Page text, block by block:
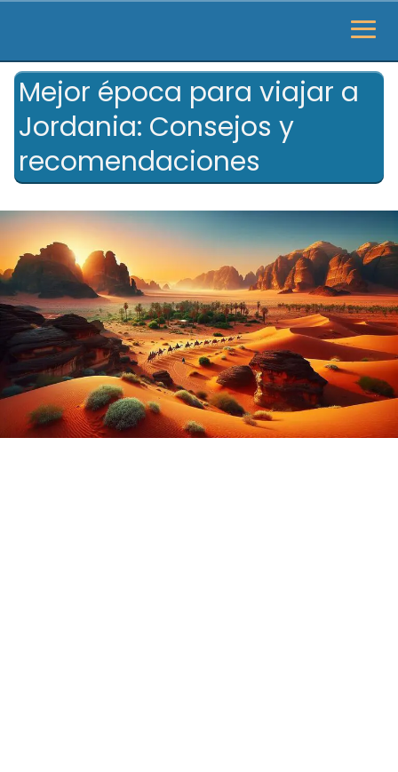
Mejor época para viajar a
Jordania: Consejos y
recomendaciones